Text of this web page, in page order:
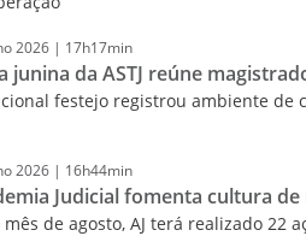
2026 | 17h17min
junina da ASTJ reúne
festejo registrou ambiente de
2026 | 16h44min
Judicial fomenta cultura
mês de agosto, AJ terá realizado 22